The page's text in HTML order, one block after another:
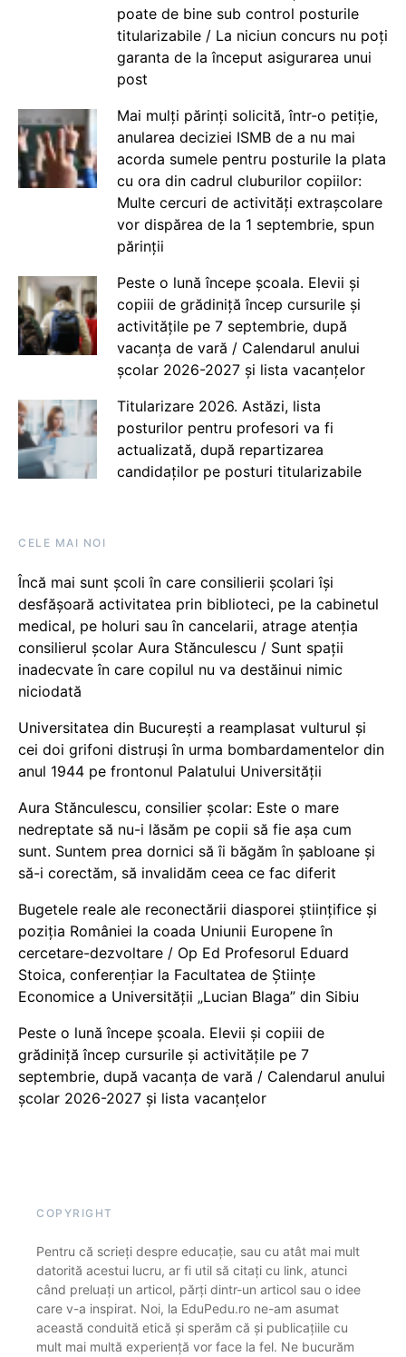
poate de bine sub control posturile
titularizabile / La niciun concurs nu poți
garanta de la început asigurarea unui
post
Mai mulți părinți solicită, într-o petiție,
anularea deciziei ISMB de a nu mai
acorda sumele pentru posturile la plata
cu ora din cadrul cluburilor copiilor:
Multe cercuri de activități extrașcolare
vor dispărea de la 1 septembrie, spun
părinții
Peste o lună începe școala. Elevii și
copiii de grădiniță încep cursurile și
activitățile pe 7 septembrie, după
vacanța de vară / Calendarul anului
școlar 2026-2027 și lista vacanțelor
Titularizare 2026. Astăzi, lista
posturilor pentru profesori va fi
actualizată, după repartizarea
candidaților pe posturi titularizabile
CELE MAI NOI
Încă mai sunt școli în care consilierii școlari își
desfășoară activitatea prin biblioteci, pe la cabinetul
medical, pe holuri sau în cancelarii, atrage atenția
consilierul școlar Aura Stănculescu / Sunt spații
inadecvate în care copilul nu va destăinui nimic
niciodată
Universitatea din București a reamplasat vulturul și
cei doi grifoni distruși în urma bombardamentelor din
anul 1944 pe frontonul Palatului Universității
Aura Stănculescu, consilier școlar: Este o mare
nedreptate să nu-i lăsăm pe copii să fie așa cum
sunt. Suntem prea dornici să îi băgăm în șabloane și
să-i corectăm, să invalidăm ceea ce fac diferit
Bugetele reale ale reconectării diasporei științifice și
poziția României la coada Uniunii Europene în
cercetare-dezvoltare / Op Ed Profesorul Eduard
Stoica, conferențiar la Facultatea de Științe
Economice a Universității „Lucian Blaga” din Sibiu
Peste o lună începe școala. Elevii și copiii de
grădiniță încep cursurile și activitățile pe 7
septembrie, după vacanța de vară / Calendarul anului
școlar 2026-2027 și lista vacanțelor
COPYRIGHT
Pentru că scrieți despre educație, sau cu atât mai mult
datorită acestui lucru, ar fi util să citați cu link, atunci
când preluați un articol, părți dintr-un articol sau o idee
care v-a inspirat. Noi, la EduPedu.ro ne-am asumat
această conduită etică și sperăm că și publicațiile cu
mult mai multă experiență vor face la fel. Ne bucurăm